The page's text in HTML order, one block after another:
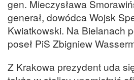
gen. Mieczysława
generał, dowódca Wojsk
Kwiatkowski. Na Bielanach
poseł PiS Zbigniew
Z Krakowa prezydent uda